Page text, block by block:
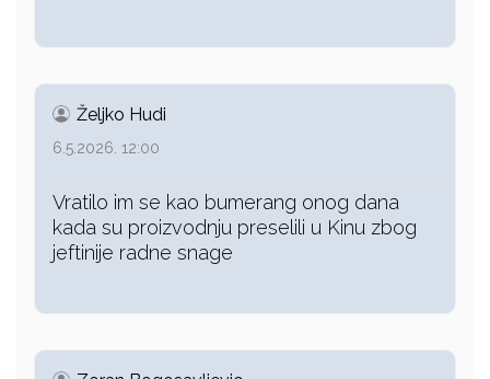
Željko Hudi
6.5.2026. 12:00
Vratilo im se kao bumerang onog dana
kada su proizvodnju preselili u Kinu zbog
jeftinije radne snage